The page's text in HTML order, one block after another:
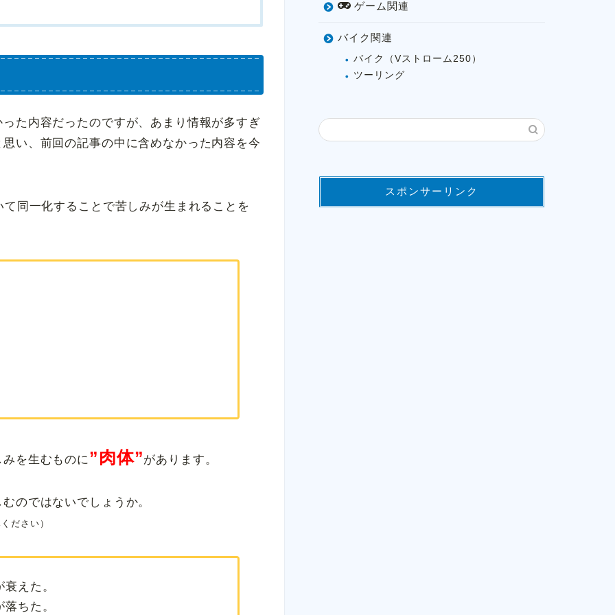
た内容だったのですが、あまり情報が多すぎ
い、前回の記事の中に含めなかった内容を今
て同一化することで苦しみが生まれることを
を生むものに”肉体”があります。
のではないでしょうか。
ださい）
えた。
ちた。
ゲーム関連
バイク関連
バイク（Vストローム250）
ツーリング
スポンサーリンク